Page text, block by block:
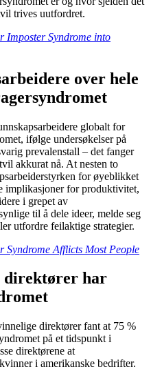
trives uutfordret.
Imposter Syndrome into
over hele
globalt for
ifølge undersøkelser på
prevalenstall – det fanger
akkurat nå. At nesten to
for øyeblikket
implikasjoner for produktivitet,
i grepet av
til å dele ideer, melde seg
utfordre feilaktige strategier.
Syndrome Afflicts Most People
direktører har
direktører fant at 75 %
på et tidspunkt i
direktørene at
i amerikanske bedrifter.